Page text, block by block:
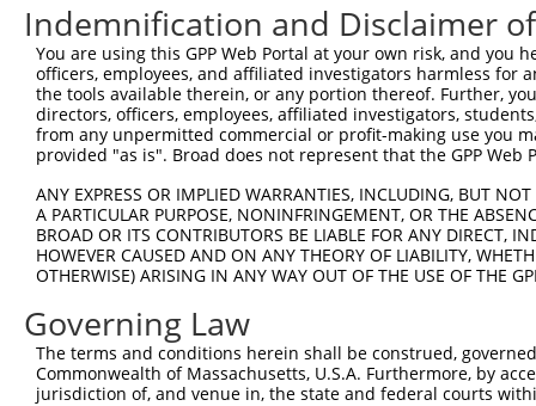
Indemnification and Disclaimer
You are using this GPP Web Portal at your own risk, and
officers, employees, and affiliated investigators harmless for
the tools available therein, or any portion thereof. Further,
directors, officers, employees, affiliated investigators,
from any unpermitted commercial or profit-making use you
provided "as is". Broad does not represent that the GPP
ANY EXPRESS OR IMPLIED WARRANTIES, INCLUDING, BUT
A PARTICULAR PURPOSE, NONINFRINGEMENT, OR THE
BROAD OR ITS CONTRIBUTORS BE LIABLE FOR ANY DIRECT,
HOWEVER CAUSED AND ON ANY THEORY OF LIABILITY,
OTHERWISE) ARISING IN ANY WAY OUT OF THE USE OF THE
Governing Law
The terms and conditions herein shall be construed,
Commonwealth of Massachusetts, U.S.A. Furthermore, by
jurisdiction of, and venue in, the state and federal courts